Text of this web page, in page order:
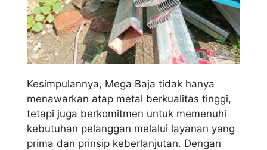
Kesimpulannya, Mega Baja tidak hanya
menawarkan atap metal berkualitas tinggi,
tetapi juga berkomitmen untuk memenuhi
kebutuhan pelanggan melalui layanan yang
prima dan prinsip keberlanjutan. Dengan